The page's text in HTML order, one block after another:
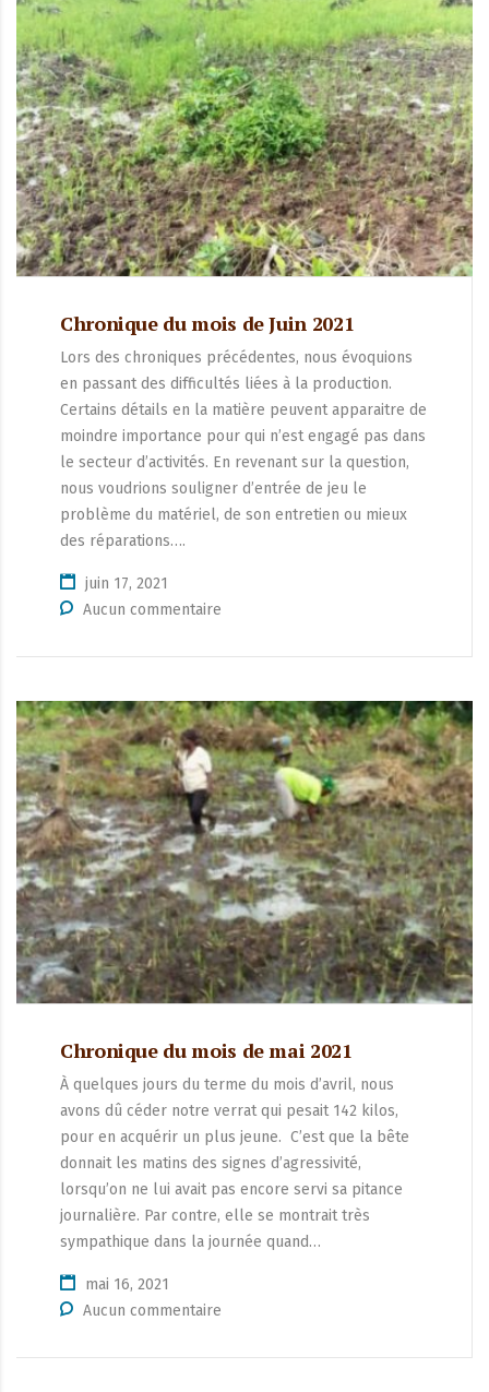
Chronique du mois de Juin 2021
Lors des chroniques précédentes, nous évoquions
en passant des difficultés liées à la production.
Certains détails en la matière peuvent apparaitre de
moindre importance pour qui n’est engagé pas dans
le secteur d’activités. En revenant sur la question,
nous voudrions souligner d’entrée de jeu le
problème du matériel, de son entretien ou mieux
des réparations….
juin 17, 2021
Aucun commentaire
Chronique du mois de mai 2021
À quelques jours du terme du mois d’avril, nous
avons dû céder notre verrat qui pesait 142 kilos,
pour en acquérir un plus jeune. C’est que la bête
donnait les matins des signes d’agressivité,
lorsqu’on ne lui avait pas encore servi sa pitance
journalière. Par contre, elle se montrait très
sympathique dans la journée quand…
mai 16, 2021
Aucun commentaire